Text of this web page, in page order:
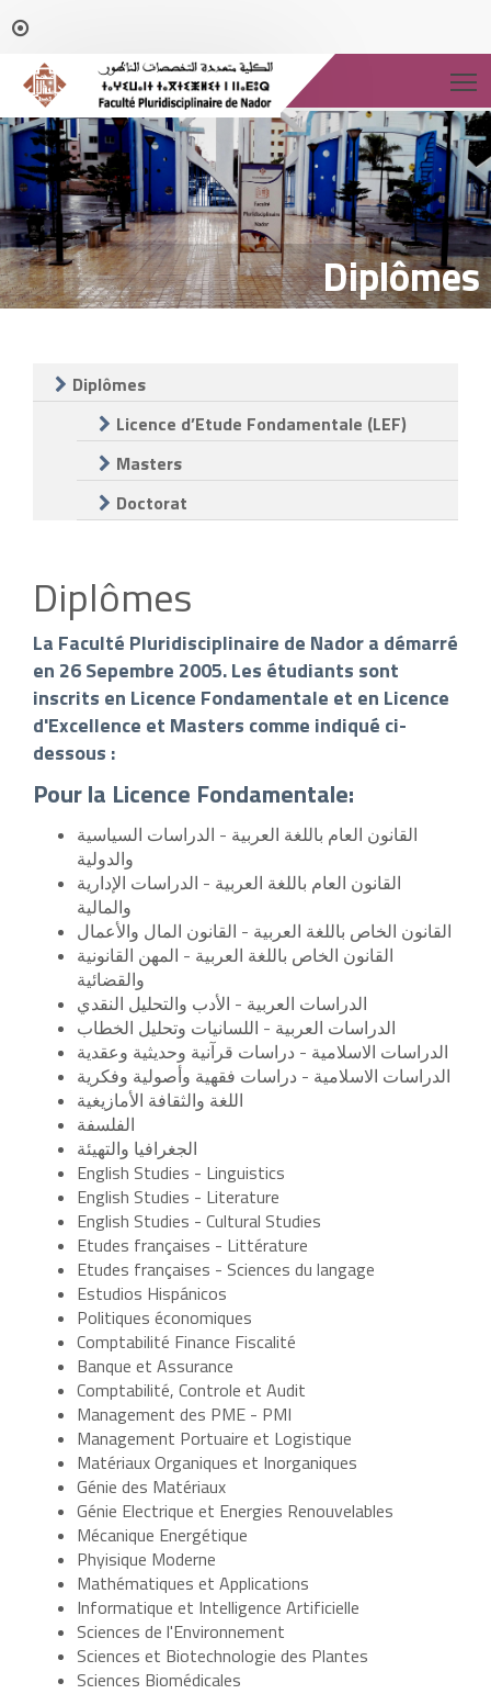
Diplômes
Diplômes
Licence d’Etude Fondamentale (LEF)
Masters
Doctorat
Diplômes
La Faculté Pluridisciplinaire de Nador a démarré
en 26 Sepembre 2005. Les étudiants sont
inscrits en Licence Fondamentale et en Licence
d'Excellence et Masters comme indiqué ci-
dessous :
Pour la Licence Fondamentale:
القانون العام باللغة العربية - الدراسات السياسية
والدولية
القانون العام باللغة العربية - الدراسات الإدارية
والمالية
القانون الخاص باللغة العربية - القانون المال والأعمال
القانون الخاص باللغة العربية - المهن القانونية
والقضائية
الدراسات العربية - الأدب والتحليل النقدي
الدراسات العربية - اللسانيات وتحليل الخطاب
الدراسات الاسلامية - دراسات قرآنية وحديثية وعقدية
الدراسات الاسلامية - دراسات فقهية وأصولية وفكرية
اللغة والثقافة الأمازيغية
الفلسفة
الجغرافيا والتهيئة
English Studies - Linguistics
English Studies - Literature
English Studies - Cultural Studies
Etudes françaises - Littérature
Etudes françaises - Sciences du langage
Estudios Hispánicos
Politiques économiques
Comptabilité Finance Fiscalité
Banque et Assurance
Comptabilité, Controle et Audit
Management des PME - PMI
Management Portuaire et Logistique
Matériaux Organiques et Inorganiques
Génie des Matériaux
Génie Electrique et Energies Renouvelables
Mécanique Energétique
Phyisique Moderne
Mathématiques et Applications
Informatique et Intelligence Artificielle
Sciences de l'Environnement
Sciences et Biotechnologie des Plantes
Sciences Biomédicales